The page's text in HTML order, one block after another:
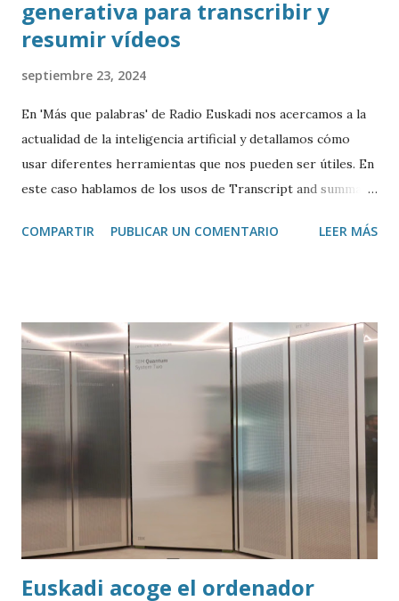
generativa para transcribir y
resumir vídeos
septiembre 23, 2024
En 'Más que palabras' de Radio Euskadi nos acercamos a la
actualidad de la inteligencia artificial y detallamos cómo
usar diferentes herramientas que nos pueden ser útiles. En
este caso hablamos de los usos de Transcript and summary
transcribir y resumir los vídeos de Youtube, así como
COMPARTIR PUBLICAR UN COMENTARIO LEER MÁS
Euskadi acoge el ordenador